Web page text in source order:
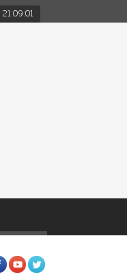
21:09:03
“จุฬาลงกรณ์มหาวิทยาลัย” ตามพระ